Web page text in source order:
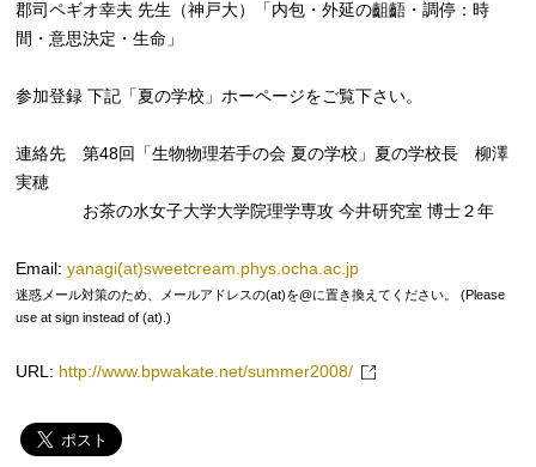
郡司ペギオ幸夫 先生（神戸大）「内包・外延の齟齬・調停：時
間・意思決定・生命」
参加登録 下記「夏の学校」ホーページをご覧下さい。
連絡先 第48回「生物物理若手の会 夏の学校」夏の学校長 柳澤
実穂
お茶の水女子大学大学院理学専攻 今井研究室 博士２年
Email:yanagi(at)sweetcream.phys.ocha.ac.jp
迷惑メール対策のため、メールアドレスの(at)を@に置き換えてください。 (Please
use at sign instead of (at).)
URL: http://www.bpwakate.net/summer2008/